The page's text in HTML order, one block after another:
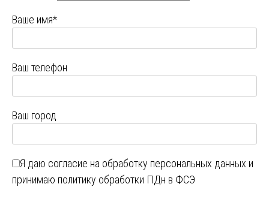
Ваше имя*
Ваш телефон
Ваш город
Я даю согласие на обработку персональных данных и
принимаю политику обработки ПДн в ФСЭ